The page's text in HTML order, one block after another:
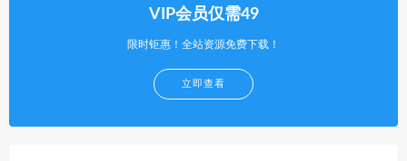
VIP会员仅需49
限时钜惠！全站资源免费下载！
立即查看